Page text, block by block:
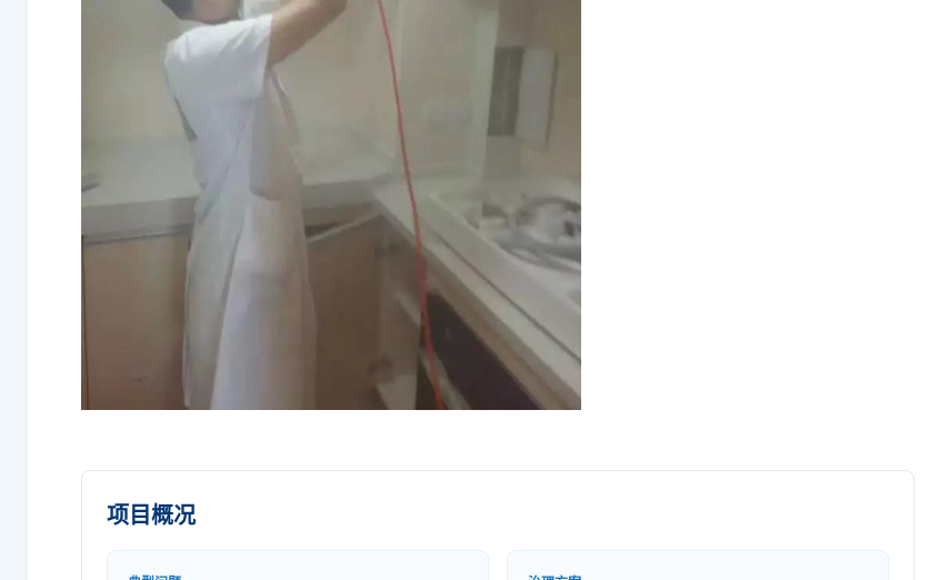
项目概况